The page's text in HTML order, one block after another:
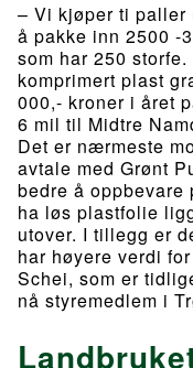
– Vi kjøper ti paller
å pakke inn 2500 -
som har 250
komprimert plast
000,- kroner i året
6 mil til Midtre
Det er nærmeste
avtale med Grønt
bedre å
ha løs plastfolie
utover. I tillegg er
har høyere verdi
Schei, som er
nå styremedlem i